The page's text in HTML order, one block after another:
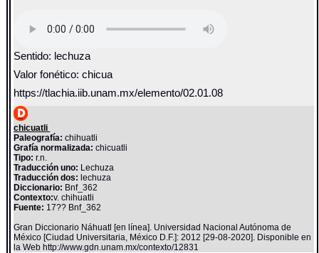
Sentido: lechuza
Valor fonético: chicua
https://tlachia.iib.unam.mx/elemento/02.01.08
chicuatli
Paleografía: chihuatli
Grafía normalizada: chicuatli
Tipo: r.n.
Traducción uno: Lechuza
Traducción dos: lechuza
Diccionario: Bnf_362
Contexto:v. chihuatli
Fuente: 17?? Bnf_362
Gran Diccionario Náhuatl [en línea]. Universidad Nacional Autónoma de
México [Ciudad Universitaria, México D.F.]: 2012 [29-08-2020]. Disponible en
la Web http://www.gdn.unam.mx/contexto/12831